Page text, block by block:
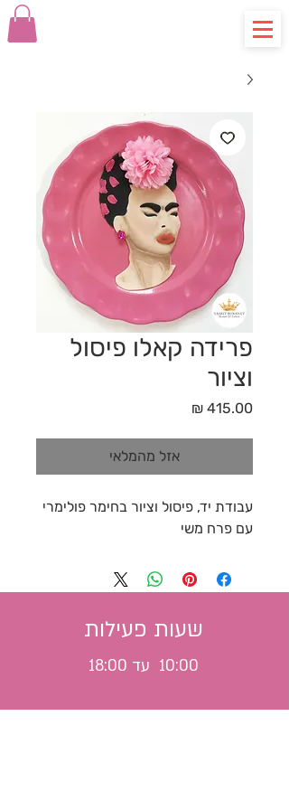
פרידה קאלו פיסול
וציור
אזל מהמלאי
עבודת יד, פיסול וציור בחימר פולימרי
עם פרח משי
שעות פעילות
10:00 עד 18:00